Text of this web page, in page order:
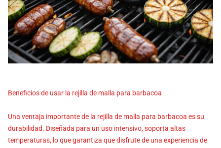
Beneficios de usar la rejilla de malla para barbacoa
Una ventaja importante de la rejilla de malla para barbacoa es su
durabilidad. Diseñada para un uso intensivo, soporta altas
temperaturas, lo que garantiza que disfrute de una experiencia de